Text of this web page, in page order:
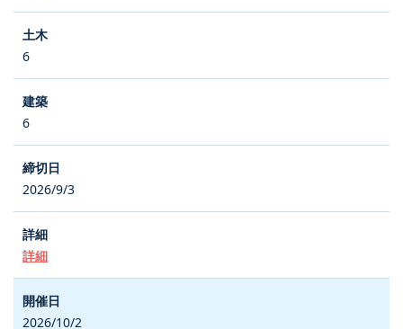
6
6
2026/9/3
詳細
2026/10/2